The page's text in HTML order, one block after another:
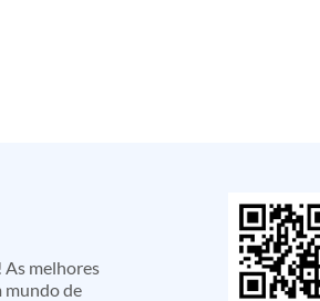
As melhores
mundo de